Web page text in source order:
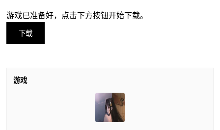
游戏已准备好，点击下方按钮开始下载。
下载
游戏